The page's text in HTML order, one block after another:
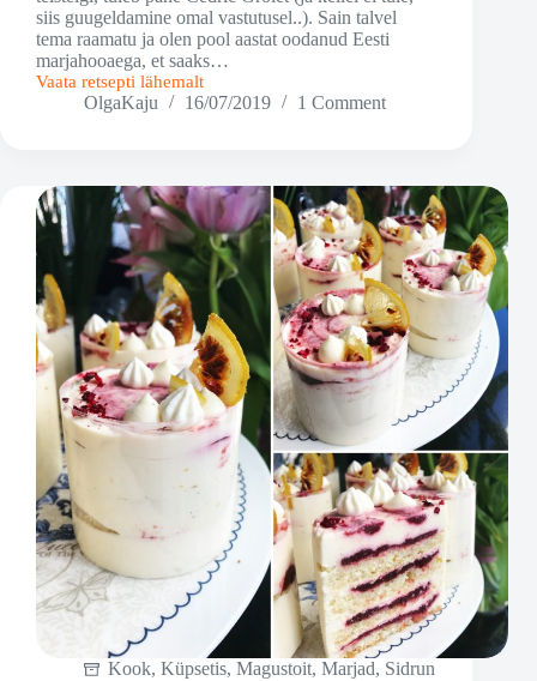
siis guugeldamine omal vastutusel..). Sain talvel
tema raamatu ja olen pool aastat oodanud Eesti
marjahooaega, et saaks…
Vaata retsepti lähemalt
Maasika
tartaletidOlgaKaju 16/07/2019 1 Comment
Kook, Küpsetis, Magustoit, Marjad, Sidrun